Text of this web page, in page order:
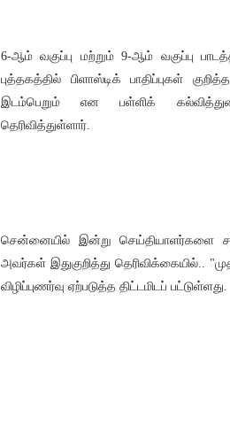
6-ஆம் வகுப்பு மற்றும் 9-ஆம் வகுப்பு
புத்தகத்தில் பிளாஸ்டிக் பாதிப்புகள்
இடம்பெறும் என பள்ளிக்
தெரிவித்துள்ளார்.
சென்னையில் இன்று செய்தியாளர்களை
அவர்கள் இதுகுறித்து தெரிவிக்கையில்..
விழிப்புணர்வு ஏற்படுத்த திட்டமிடப் பட்டுள்ளது.